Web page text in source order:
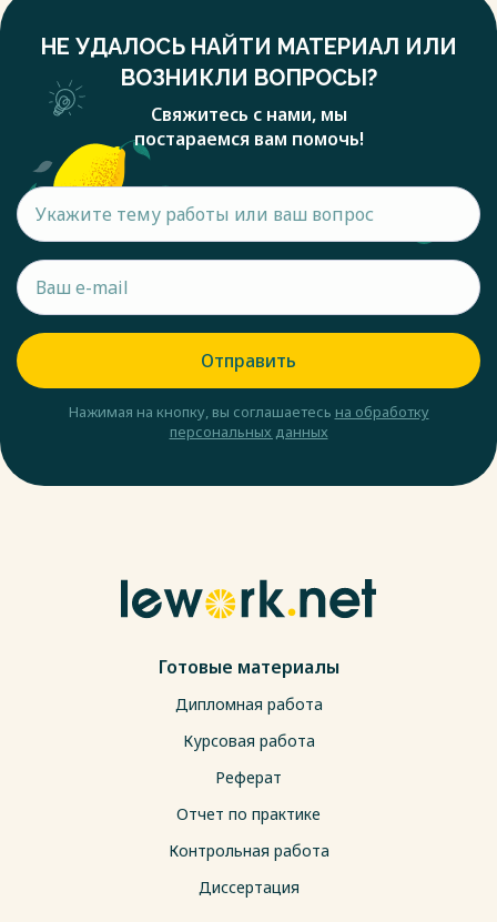
НЕ УДАЛОСЬ НАЙТИ МАТЕРИАЛ ИЛИ
ВОЗНИКЛИ ВОПРОСЫ?
Свяжитесь с нами, мы
постараемся вам помочь!
Отправить
Нажимая на кнопку, вы соглашаетесь на обработку
персональных данных
Готовые материалы
Дипломная работа
Курсовая работа
Реферат
Отчет по практике
Контрольная работа
Диссертация